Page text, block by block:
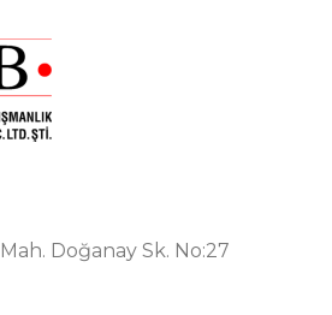
Doğanay Sk. No:27